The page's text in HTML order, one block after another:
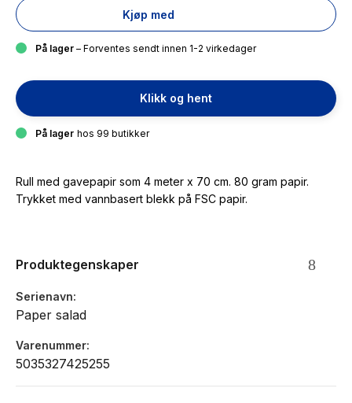
Kjøp med
På lager – Forventes sendt innen 1-2 virkedager
Klikk og hent
På lager hos 99 butikker
Rull med gavepapir som 4 meter x 70 cm. 80 gram papir.
Trykket med vannbasert blekk på FSC papir.
Produktegenskaper
Serienavn
Paper salad
Varenummer
5035327425255